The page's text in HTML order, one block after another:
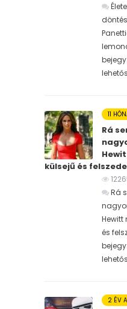
11
Rá
külsejű és
Rá
Hewitt
és
2 ÉV